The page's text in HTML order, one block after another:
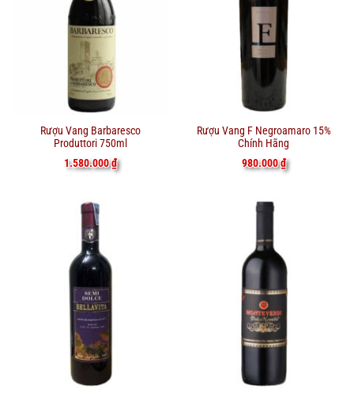
Rượu Vang Barbaresco
Produttori 750ml
1.580.000₫
Rượu Vang F Negroamaro 15%
Chính Hãng
980.000₫